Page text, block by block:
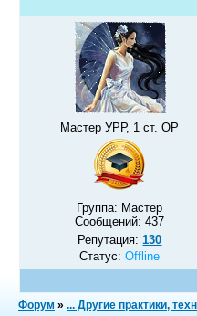
Мастер УРР, 1 ст. ОР
Группа: Мастер
Сообщений:437
Репутация:130
Статус:Offline
Форум » ... Другие практики,